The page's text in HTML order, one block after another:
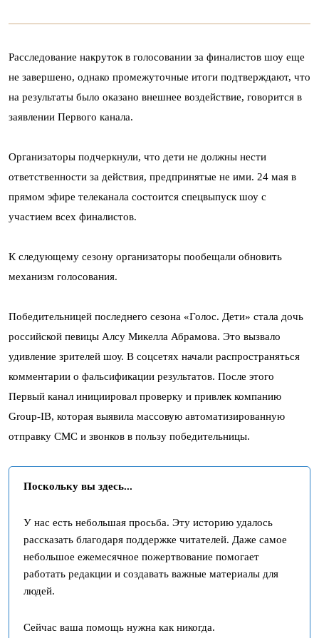
Расследование накруток в голосовании за финалистов шоу еще
не завершено, однако промежуточные итоги подтверждают, что
на результаты было оказано внешнее воздействие, говорится в
заявлении Первого канала.
Организаторы подчеркнули, что дети не должны нести
ответственности за действия, предпринятые не ими. 24 мая в
прямом эфире телеканала состоится спецвыпуск шоу с
участием всех финалистов.
К следующему сезону организаторы пообещали обновить
механизм голосования.
Победительницей последнего сезона «Голос. Дети» стала дочь
российской певицы Алсу Микелла Абрамова. Это вызвало
удивление зрителей шоу. В соцсетях начали распространяться
комментарии о фальсификации результатов. После этого
Первый канал инициировал проверку и привлек компанию
Group-IB, которая выявила массовую автоматизированную
отправку СМС и звонков в пользу победительницы.
Поскольку вы здесь...
У нас есть небольшая просьба. Эту историю удалось
рассказать благодаря поддержке читателей. Даже самое
небольшое ежемесячное пожертвование помогает
работать редакции и создавать важные материалы для
людей.
Сейчас ваша помощь нужна как никогда.